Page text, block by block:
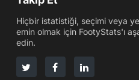
Hiçbir istatistiği, seçimi veya
emin olmak için FootyStats'ı
edin.